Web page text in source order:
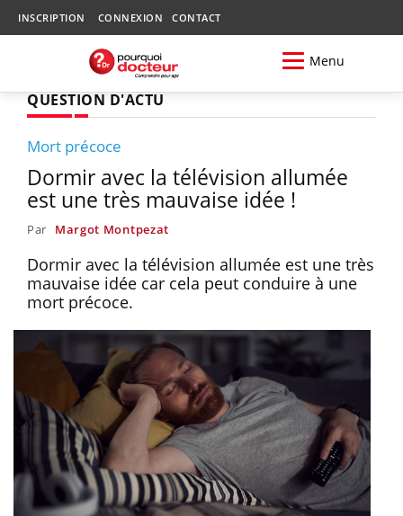
INSCRIPTION CONNEXION CONTACT
Menu
QUESTION D'ACTU
Mort précoce
Dormir avec la télévision allumée
est une très mauvaise idée !
Par Margot Montpezat
Dormir avec la télévision allumée est une très
mauvaise idée car cela peut conduire à une
mort précoce.